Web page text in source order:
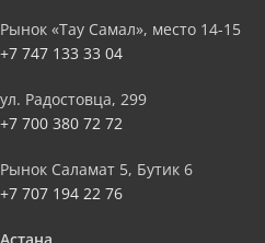
Рынок «Тау Самал», место 14-15
+7 747 133 33 04
ул. Радостовца, 299
+7 700 380 72 72
Рынок Саламат 5, Бутик 6
+7 707 194 22 76